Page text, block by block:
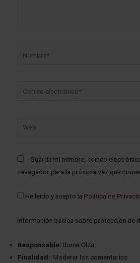
Guarda mi nombre, correo
navegador para la próxima vez que
He leído y acepto la Política de
Información básica sobre protección de
Responsable: Ibone Olza.
Finalidad: Moderar los comentarios.